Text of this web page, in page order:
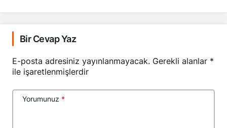
Bir Cevap Yaz
E-posta adresiniz yayınlanmayacak. Gerekli alanlar *
ile işaretlenmişlerdir
Yorumunuz *